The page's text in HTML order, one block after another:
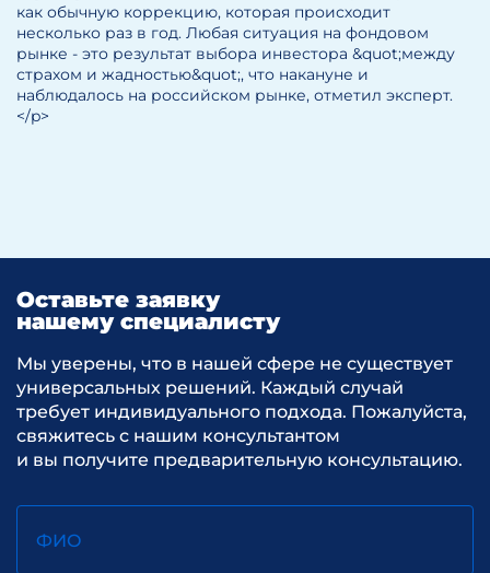
как обычную коррекцию, которая происходит
несколько раз в год. Любая ситуация на фондовом
рынке - это результат выбора инвестора &quot;между
страхом и жадностью&quot;, что накануне и
наблюдалось на российском рынке, отметил эксперт.
</p>
Оставьте заявку
нашему специалисту
Мы уверены, что в нашей сфере не существует
универсальных решений. Каждый случай
требует индивидуального подхода. Пожалуйста,
свяжитесь с нашим консультантом
и вы получите предварительную консультацию.
ФИО